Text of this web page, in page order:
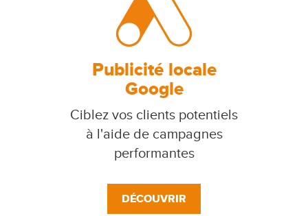
Publicité locale
Google
Ciblez vos clients potentiels
à l'aide de campagnes
performantes
DÉCOUVRIR